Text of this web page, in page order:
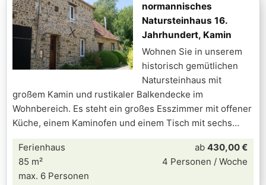
normannisches
Natursteinhaus 16.
Jahrhundert, Kamin
Wohnen Sie in unserem
historisch gemütlichen
Natursteinhaus mit
großem Kamin und rustikaler Balkendecke im
Wohnbereich. Es steht ein großes Esszimmer mit offener
Küche, einem Kaminofen und einem Tisch mit sechs
Ferienhaus
85 m²
max. 6 Personen
ab 430,00 €
4 Personen / Woche